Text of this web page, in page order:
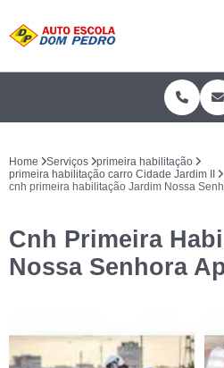
Home Serviços
primeira habilitação
primeira habilitação carro Cidade Jardim II
cnh primeira habilitação Jardim Nossa
Cnh Primeira
Nossa Senhora